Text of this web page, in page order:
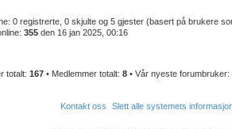
0 registrerte, 0 skjulte og 5 gjester (basert på brukere
355 den 16 jan 2025, 00:16
totalt: 167 • Medlemmer totalt: 8 • Vår nyeste forumbruker:
Slett alle systemets
Kontakt oss